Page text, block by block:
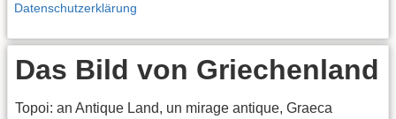
Datenschutzerklärung
Das Bild von Griechenland
Topoi: an Antique Land, un mirage antique, Graeca